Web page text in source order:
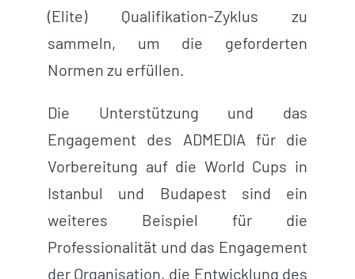
(Elite) Qualifikation-Zyklus zu
sammeln, um die geforderten
Normen zu erfüllen.
Die Unterstützung und das
Engagement des ADMEDIA für die
Vorbereitung auf die World Cups in
Istanbul und Budapest sind ein
weiteres Beispiel für die
Professionalität und das Engagement
der Organisation, die Entwicklung des